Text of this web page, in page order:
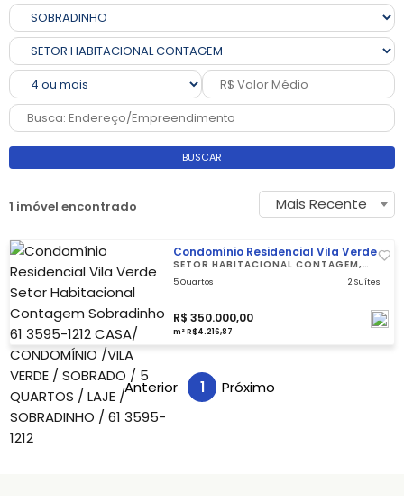
BUSCAR
1 imóvel encontrado Mais Recente
Condomínio Residencial Vila Verde
SETOR HABITACIONAL CONTAGEM,
5 Quartos 2 Suítes
R$ 350.000,00
m² R$4.216,87
Anterior 1 Próximo